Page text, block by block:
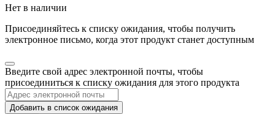
Нет в наличии
Присоединяйтесь к списку ожидания, чтобы получить
электронное письмо, когда этот продукт станет доступным
Закрыть
уведомление
Введите свой адрес электронной почты, чтобы
присоединиться к списку ожидания для этого продукта
Добавить в список ожидания